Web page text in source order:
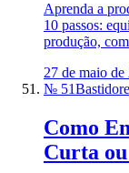
Aprenda a
10 passos:
produção,
27 de maio de
№ 51
Como
Curta